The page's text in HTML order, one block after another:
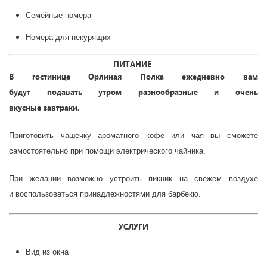
Семейные номера
Номера для некурящих
ПИТАНИЕ
В гостиницеОрлиная Полка ежедневно вам
будут подаватьутром разнообразныеи очень
вкусные завтраки.
Приготовить чашечку ароматного кофе или чая
вы сможете
самостоятельно при помощи электрического чайника.
При желании возможно устроить пикник на свежем воздухе
и воспользоваться принадлежностями для барбекю.
УСЛУГИ
Вид из окна